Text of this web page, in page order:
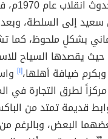
كبير فيها
سعيد إلى السلطة،
بشكلٍ ملحوظ، كما
حيث يقصدها السياح
ضيافة أهلها،[١]
لطرق التجارة في
قديمة تمتد من
البعض، وبالرغم